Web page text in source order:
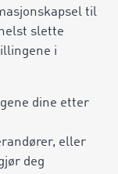
til
slette
i
dine etter
eller
deg